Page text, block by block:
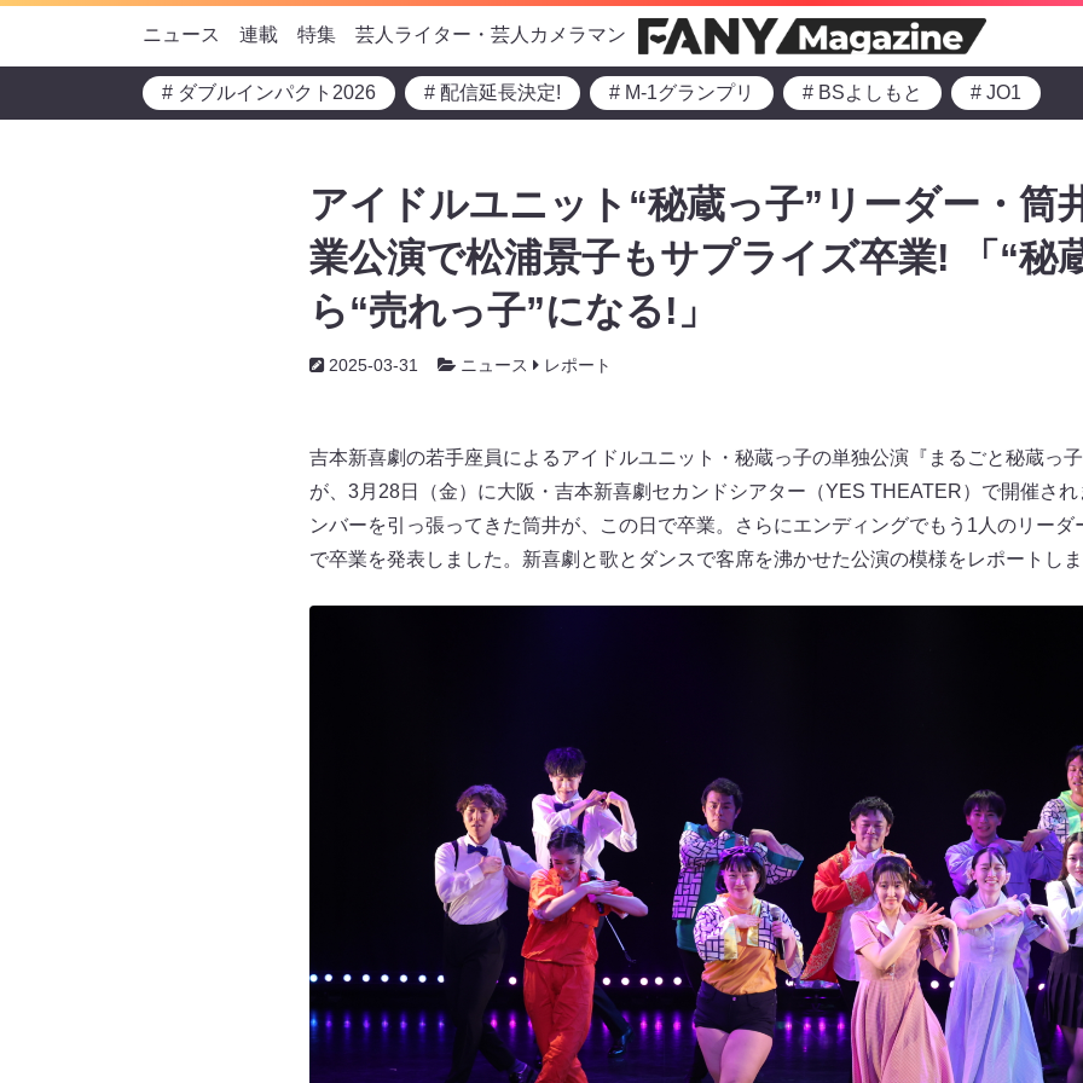
ニュース 連載 特集 芸人ライター・芸人カメラマン
# ダブルインパクト2026 # 配信延長決定! # M-1グランプリ # BSよしもと # JO1
アイドルユニット“秘蔵っ子”リーダー・筒
業公演で松浦景子もサプライズ卒業! 「“秘
ら“売れっ子”になる!」
2025-03-31 ニュース レポート
吉本新喜劇の若手座員によるアイドルユニット・秘蔵っ子の単独公演『まるごと秘蔵っ
が、3月28日（金）に大阪・吉本新喜劇セカンドシアター（YES THEATER）で開催さ
ンバーを引っ張ってきた筒井が、この日で卒業。さらにエンディングでもう1人のリー
で卒業を発表しました。新喜劇と歌とダンスで客席を沸かせた公演の模様をレポートし